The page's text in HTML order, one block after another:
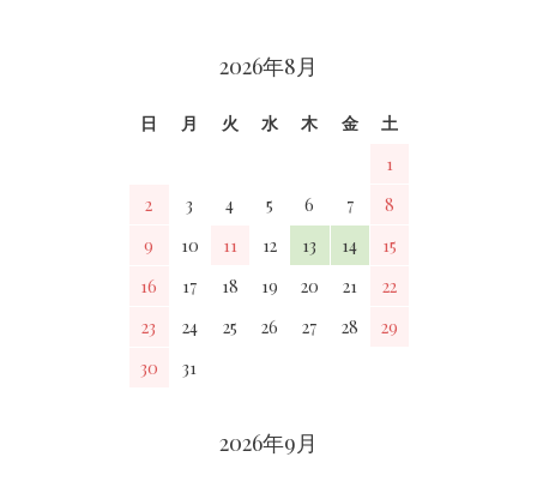
2026年8月
日 月 火 水 木 金
土
1
2
3 4 5 6 7
8
9
10 11 12 13 14
15
16
17 18 19 20 21
22
23
24 25 26 27 28
29
30
31
2026年9月